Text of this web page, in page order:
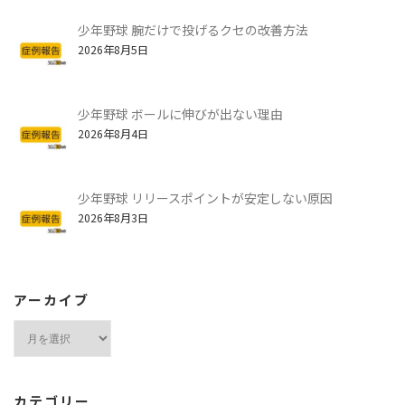
少年野球 腕だけで投げるクセの改善方法
2026年8月5日
少年野球 ボールに伸びが出ない理由
2026年8月4日
少年野球 リリースポイントが安定しない原因
2026年8月3日
アーカイブ
ブ
カテゴリー